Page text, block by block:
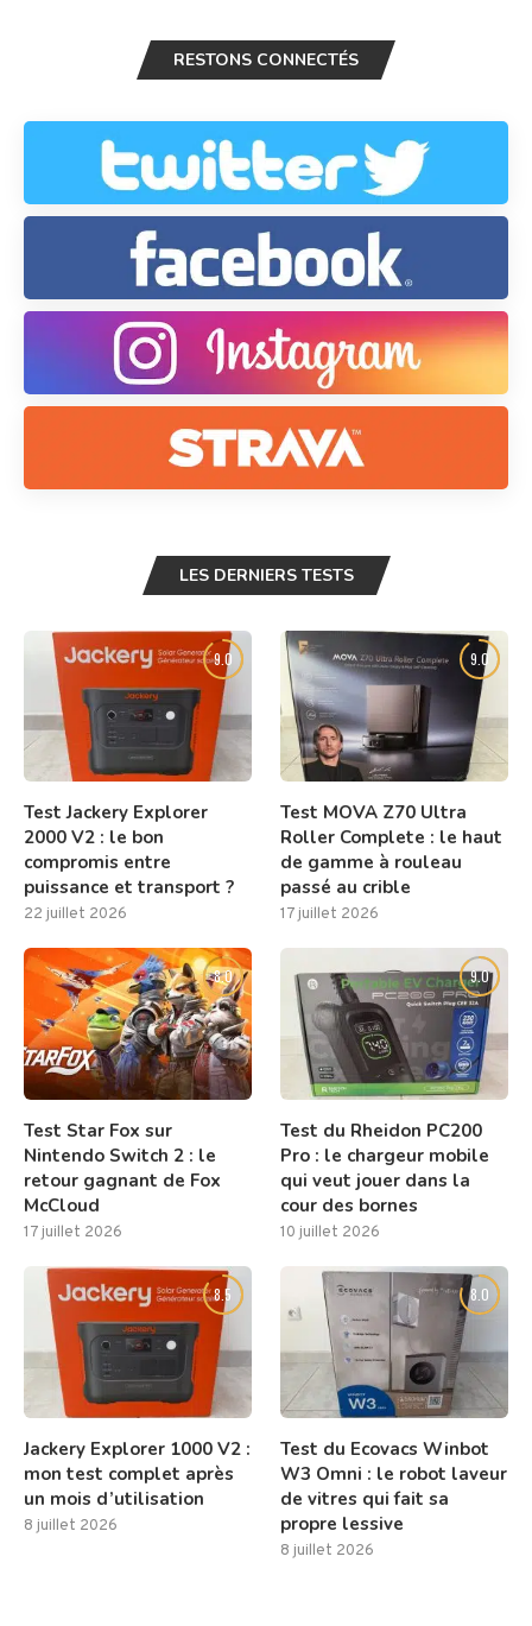
RESTONS CONNECTÉS
LES DERNIERS TESTS
9.0
Test Jackery Explorer
2000 V2 : le bon
compromis entre
puissance et transport ?
22 juillet 2026
9.0
Test MOVA Z70 Ultra
Roller Complete : le haut
de gamme à rouleau
passé au crible
17 juillet 2026
8.0
Test Star Fox sur
Nintendo Switch 2 : le
retour gagnant de Fox
McCloud
17 juillet 2026
9.0
Test du Rheidon PC200
Pro : le chargeur mobile
qui veut jouer dans la
cour des bornes
10 juillet 2026
8.5
Jackery Explorer 1000 V2 :
mon test complet après
un mois d’utilisation
8 juillet 2026
8.0
Test du Ecovacs Winbot
W3 Omni : le robot laveur
de vitres qui fait sa
propre lessive
8 juillet 2026